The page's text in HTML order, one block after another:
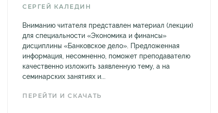
СЕРГЕЙ КАЛЕДИН
Вниманию читателя представлен материал (лекции)
для специальности «Экономика и финансы»
дисциплины «Банковское дело». Предложенная
информация, несомненно, поможет преподавателю
качественно изложить заявленную тему, а на
семинарских занятиях и...
ПЕРЕЙТИ И СКАЧАТЬ